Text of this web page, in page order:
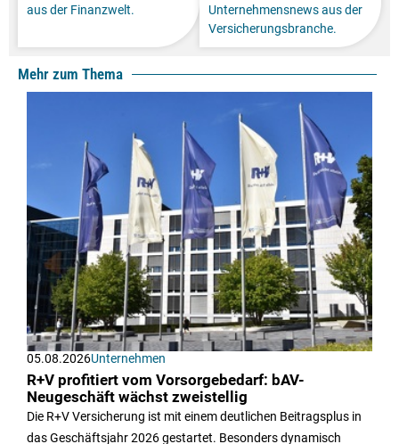
aus der Finanzwelt.
Unternehmensnews aus der
Versicherungsbranche.
Mehr zum Thema
05.08.2026Unternehmen
R+V profitiert vom Vorsorgebedarf: bAV-
Neugeschäft wächst zweistellig
Die R+V Versicherung ist mit einem deutlichen Beitragsplus in
das Geschäftsjahr 2026 gestartet. Besonders dynamisch